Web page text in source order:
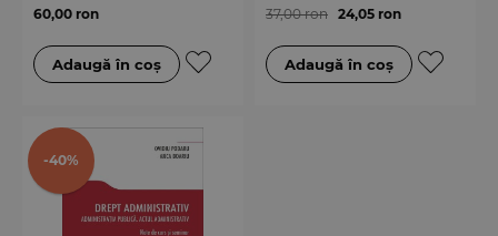
60,00 ron 37,00 ron 24,05 ron
-40%